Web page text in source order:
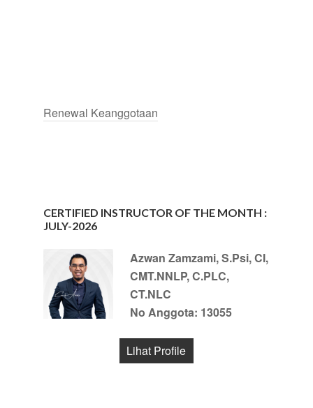
Renewal Keanggotaan
CERTIFIED INSTRUCTOR OF THE MONTH :
JULY-2026
Azwan Zamzami, S.Psi, CI,
CMT.NNLP, C.PLC,
CT.NLC
No Anggota: 13055
Lihat Profile